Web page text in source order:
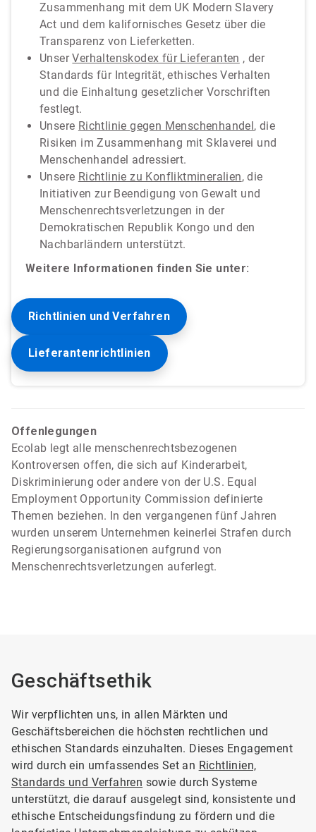
Zusammenhang mit dem UK Modern Slavery
Act und dem kalifornisches Gesetz über die
Transparenz von Lieferketten.
UnserVerhaltenskodex für Lieferanten , der
Standards für Integrität, ethisches Verhalten
und die Einhaltung gesetzlicher Vorschriften
festlegt.
Unsere Richtlinie gegen Menschenhandel, die
Risiken im Zusammenhang mit Sklaverei und
Menschenhandel adressiert.
Unsere Richtlinie zu Konfliktmineralien, die
Initiativen zur Beendigung von Gewalt und
Menschenrechtsverletzungen in der
Demokratischen Republik Kongo und den
Nachbarländern unterstützt.
Weitere Informationen finden Sie unter:
Richtlinien und Verfahren
Lieferantenrichtlinien
Offenlegungen
Ecolab legt alle menschenrechtsbezogenen
Kontroversen offen, die sich auf Kinderarbeit,
Diskriminierung oder andere von der U.S. Equal
Employment Opportunity Commission definierte
Themen beziehen. In den vergangenen fünf Jahren
wurden unserem Unternehmen keinerlei Strafen durch
Regierungsorganisationen aufgrund von
Menschenrechtsverletzungen auferlegt.
Geschäftsethik
Wir verpflichten uns, in allen Märkten und
Geschäftsbereichen die höchsten rechtlichen und
ethischen Standards einzuhalten. Dieses Engagement
wird durch ein umfassendes Set an Richtlinien,
Standards und Verfahren sowie durch Systeme
unterstützt, die darauf ausgelegt sind, konsistente und
ethische Entscheidungsfindung zu fördern und die